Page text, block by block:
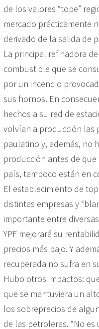
de los valores “tope”
mercado prácticamente
derivado de la salida de
La principal refinadora
combustible que se
por un incendio
sus hornos. En
hechos a su red de
volvían a producción las
paulatino y, además, no
producción antes de
país, tampoco están en
El establecimiento de
distintas empresas y
importante entre
YPF mejorará su
precios más bajo. Y
recuperada no sufra en
Hubo otros impactos:
que se mantuviera un
los sobreprecios de
de las petroleras. “No